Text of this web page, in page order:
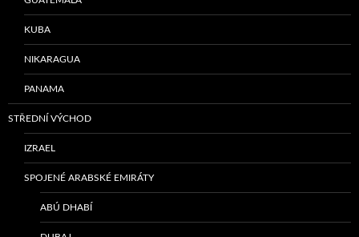
KUBA
NIKARAGUA
PANAMA
STŘEDNÍ VÝCHOD
IZRAEL
SPOJENÉ ARABSKÉ EMIRÁTY
ABÚ DHABÍ